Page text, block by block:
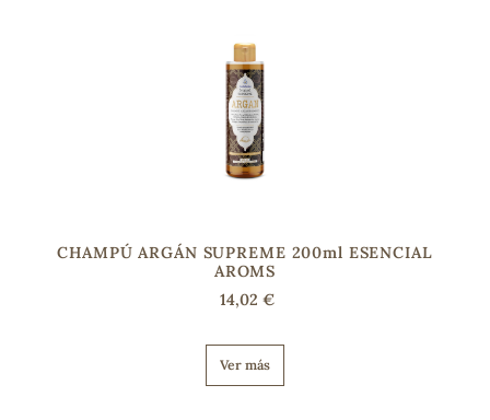
CHAMPÚ ARGÁN SUPREME 200ml ESENCIAL
AROMS
14,02 €
Ver más